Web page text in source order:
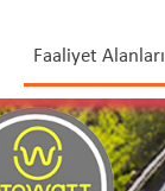
Faaliyet Alanları